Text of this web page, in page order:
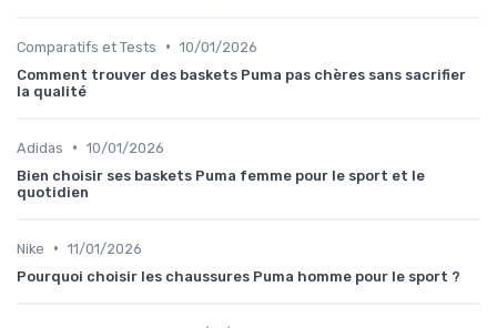
Comparatifs et Tests • 10/01/2026
Comment trouver des baskets Puma pas chères sans sacrifier
la qualité
Adidas • 10/01/2026
Bien choisir ses baskets Puma femme pour le sport et le
quotidien
Nike • 11/01/2026
Pourquoi choisir les chaussures Puma homme pour le sport ?